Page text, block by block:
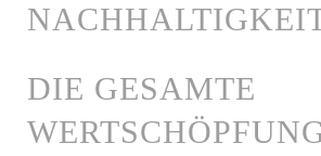
DIE GESAMTE